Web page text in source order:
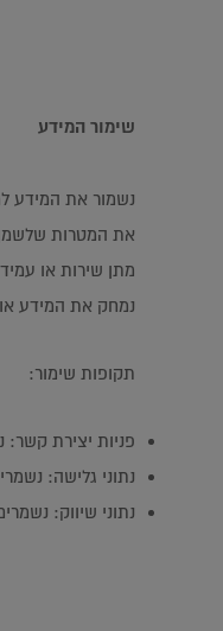
שימור המידע
נשמור את המידע
את המטרות שלשמן
מתן שירות או
נמחק את המידע או
תקופות שימור:
פניות יצירת קשר:
נתוני גלישה: נשמרים
נתוני שיווק: נשמרים